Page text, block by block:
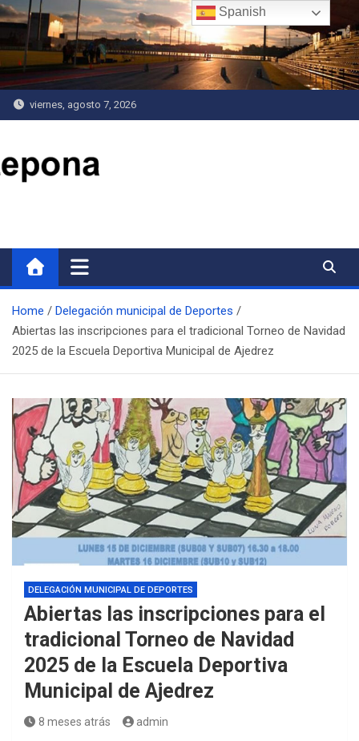
Saltar
contenido
viernes, agosto 7, 2026
Home
Delegación municipal de Deportes
Abiertas las inscripciones para el tradicional Torneo de Navidad
2025 de la Escuela Deportiva Municipal de Ajedrez
DELEGACIÓN MUNICIPAL DE DEPORTES
Abiertas las inscripciones para el
tradicional Torneo de Navidad
2025 de la Escuela Deportiva
Municipal de Ajedrez
8 meses atrás admin
Spanish